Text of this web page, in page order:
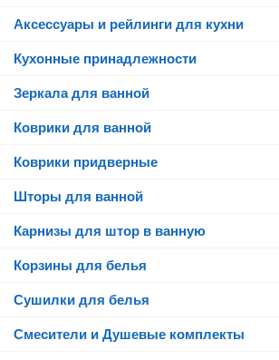
Аксессуары и рейлинги для кухни
Кухонные принадлежности
Зеркала для ванной
Коврики для ванной
Коврики придверные
Шторы для ванной
Карнизы для штор в ванную
Корзины для белья
Сушилки для белья
Смесители и Душевые комплекты